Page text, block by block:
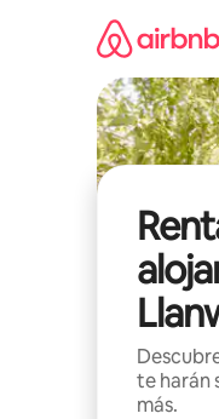
te harán
más.